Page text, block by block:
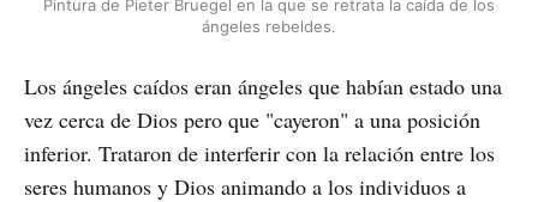
Pintura de Pieter Bruegel en la que se retrata la caída de los
ángeles rebeldes.
Los ángeles caídos eran ángeles que habían estado una
vez cerca de Dios pero que "cayeron" a una posición
inferior. Trataron de interferir con la relación entre los
seres humanos y Dios animando a los individuos a